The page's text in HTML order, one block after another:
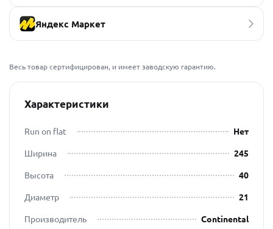
Яндекс Маркет
Весь товар сертифицирован, и имеет заводскую гарантию.
Характеристики
Run on flat
Нет
Ширина
245
Высота
40
Диаметр
21
Производитель
Continental